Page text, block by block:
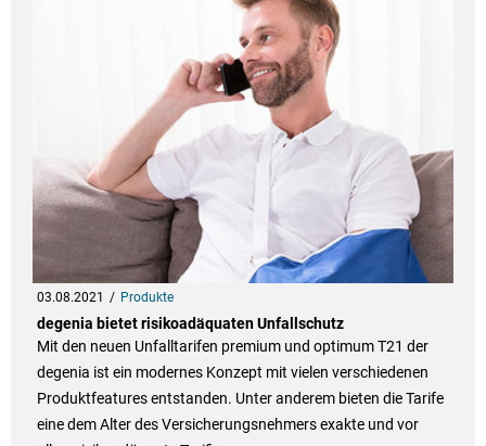
03.08.2021 Produkte
degenia bietet risikoadäquaten Unfallschutz
Mit den neuen Unfalltarifen premium und optimum T21 der
degenia ist ein modernes Konzept mit vielen verschiedenen
Produktfeatures entstanden. Unter anderem bieten die Tarife
eine dem Alter des Versicherungsnehmers exakte und vor